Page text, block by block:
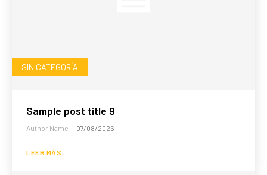
SIN CATEGORÍA
Sample post title 9
Author Name - 07/08/2026
LEER MÁS